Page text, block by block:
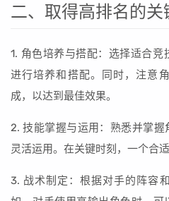
二、取得高排名的关
1. 角色培养与搭配：选择适合
进行培养和搭配。同时，注意
成，以达到最佳效果。
2. 技能掌握与运用：熟悉并掌
灵活运用。在关键时刻，一个合
3. 战术制定：根据对手的阵容